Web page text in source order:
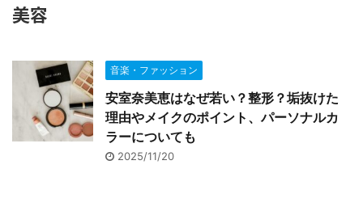
美容
音楽・ファッション
安室奈美恵はなぜ若い？整形？垢抜けた
理由やメイクのポイント、パーソナルカ
ラーについても
2025/11/20